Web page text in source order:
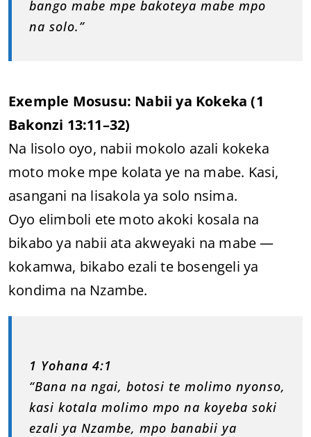
bango mabe mpe bakoteya mabe mpo
na solo.”
Exemple Mosusu: Nabii ya Kokeka (1
Bakonzi 13:11–32)
Na lisolo oyo, nabii mokolo azali kokeka
moto moke mpe kolata ye na mabe. Kasi,
asangani na lisakola ya solo nsima.
Oyo elimboli ete moto akoki kosala na
bikabo ya nabii ata akweyaki na mabe —
kokamwa, bikabo ezali te bosengeli ya
kondima na Nzambe.
1 Yohana 4:1
“Bana na ngai, botosi te molimo nyonso,
kasi kotala molimo mpo na koyeba soki
ezali ya Nzambe, mpo banabii ya